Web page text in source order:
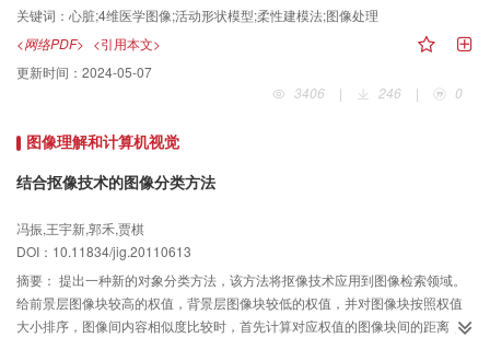
维图像。在大量医学图像的基础上，用统计方法分析得到心脏的一般形状，局
部的变化范围和分布概率密度，为人类心脏建立一个数字化的计算模型。在此
基础上，针对具体病人进行图像分割和形状拟合以计算其心脏静态和动态形状
参数，然后分析得到与心脏功能相关的一些重要参数。研究内容包括心脏模型
的建立,心脏静态参数分析,心脏动态功能分析,疾病分析等，对病人心脏在特定时
关键词： 心脏;4维医学图像;活动形状模型;柔性建模法;图像处理
<网络PDF> <引用本文>
更新时间： 2024-05-07
3406
| 246 | 0
图像理解和计算机视觉
结合抠像技术的图像分类方法
冯振,王宇新,郭禾,贾棋
DOI：10.11834/jig.20110613
摘要： 提出一种新的对象分类方法，该方法将抠像技术应用到图像检索领域。
给前景层图像块较高的权值，背景层图像块较低的权值，并对图像块按照权值
大小排序，图像间内容相似度比较时，首先计算对应权值的图像块间的距离，